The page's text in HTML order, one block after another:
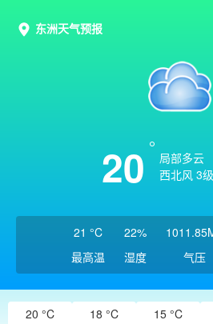
东洲天气预报
20
局部多云
西北风 3级
21 °C
最高温
22%
湿度
气压
20 °C 18 °C 15 °C